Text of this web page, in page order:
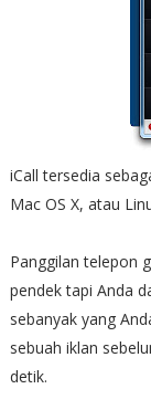
iCall tersedia
Mac OS X, atau
Panggilan telepon
pendek tapi Anda
sebanyak yang
sebuah iklan
detik.